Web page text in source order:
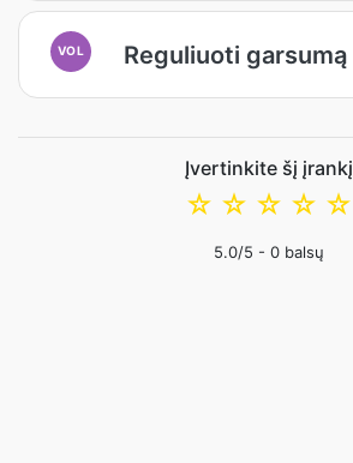
VOL Reguliuoti garsumą
Įvertinkite šį įrankį
☆
☆
☆
☆
☆
5.0/5 - 0 balsų